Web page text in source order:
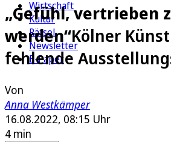
Wirtschaft
Kultur
Rätsel
Newsletter
E-Paper
„Gefühl, vertrieben
werden“Kölner
fehlende
Von
Anna Westkämper
16.08.2022, 08:15 Uhr
4 min